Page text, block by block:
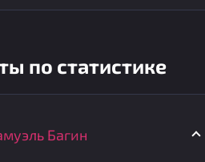
по статистике
Багин